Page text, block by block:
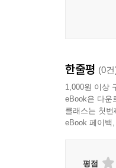
한줄평 (0건
1,000원 이상
eBook은 다운
클래스는 첫
eBook 페이백
평점